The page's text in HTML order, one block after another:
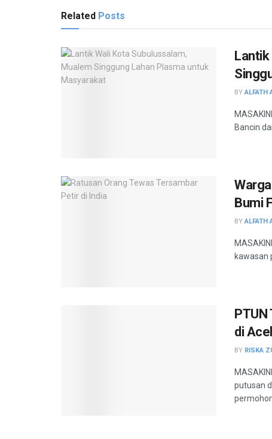
Related Posts
Lantik
BY ALFATH
Bancin
Bumi
BY ALFATH
kawasan
PTUN
di
BY RISKA
putusan